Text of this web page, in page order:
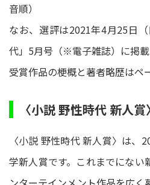
⾳順）
なお、選評は2021年4⽉25⽇
代」5⽉号（※電子雑誌）に掲載
受賞作品の梗概と著者略歴はペ
〈⼩説 野性時代 新⼈
〈⼩説 野性時代 新⼈賞〉は、
学新⼈賞です。これまでにない